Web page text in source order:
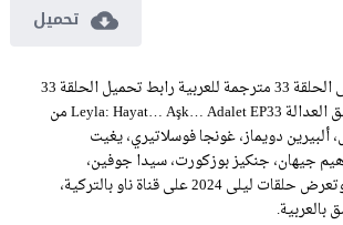
تحميل
مشاهدة مسلسل ليلى الحلقة 33 مترجمة للعربية رابط تحميل الحلقة 33
من ليلى الحياة العشق العدالة Leyla: Hayat… Aşk… Adalet EP33 من
ألبيرين دويماز، غونجا فوسلاتيري، يغيت
جيهان، جنكيز بوزكورت، سيدا جوفين،
ومصطفى اكفيران، وتعرض حلقات ليلى 2024 على قناة ناو بالتركية،